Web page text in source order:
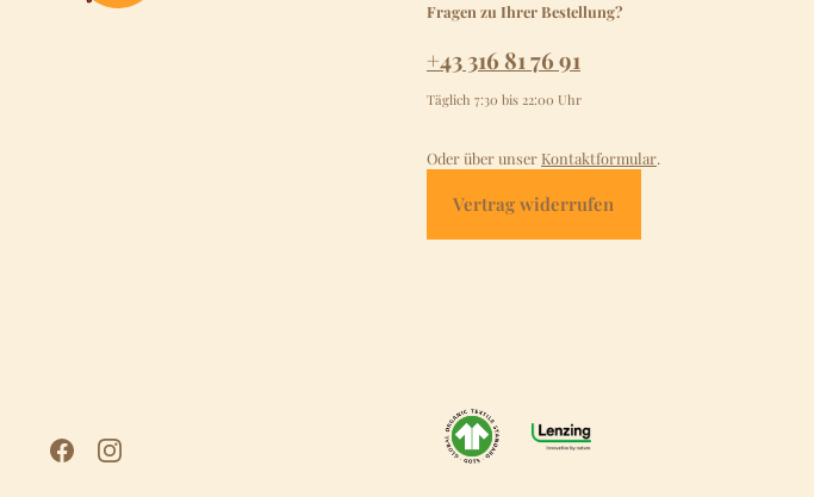
Fragen zu Ihrer Bestellung?
+43 316 81 76 91
Täglich 7:30 bis 22:00 Uhr
Oder über unser Kontaktformular.
Vertrag widerrufen